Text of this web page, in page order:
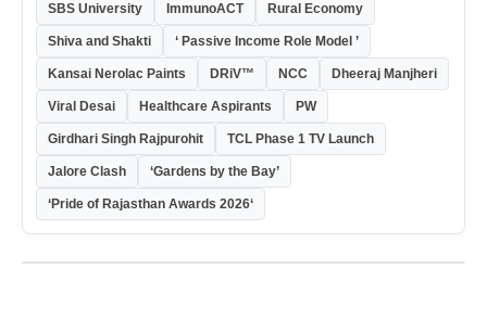
SBS University ImmunoACT Rural Economy
Shiva and Shakti ‘ Passive Income Role Model ’
Kansai Nerolac Paints DRiV™ NCC Dheeraj Manjheri
Viral Desai Healthcare Aspirants PW
Girdhari Singh Rajpurohit TCL Phase 1 TV Launch
Jalore Clash ‘Gardens by the Bay’
‘Pride of Rajasthan Awards 2026‘